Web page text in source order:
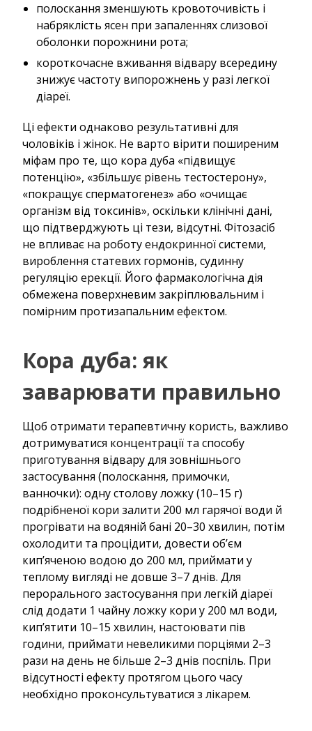
полоскання зменшують кровоточивість і
набряклість ясен при запаленнях слизової
оболонки порожнини рота;
короткочасне вживання відвару всередину
знижує частоту випорожнень у разі легкої
діареї.
Ці ефекти однаково результативні для
чоловіків і жінок. Не варто вірити поширеним
міфам про те, що кора дуба «підвищує
потенцію», «збільшує рівень тестостерону»,
«покращує сперматогенез» або «очищає
організм від токсинів», оскільки клінічні дані,
що підтверджують ці тези, відсутні. Фітозасіб
не впливає на роботу ендокринної системи,
вироблення статевих гормонів, судинну
регуляцію ерекції. Його фармакологічна дія
обмежена поверхневим закріплювальним і
помірним протизапальним ефектом.
Кора дуба: як
заварювати правильно
Щоб отримати терапевтичну користь, важливо
дотримуватися концентрації та способу
приготування відвару для зовнішнього
застосування (полоскання, примочки,
ванночки): одну столову ложку (10–15 г)
подрібненої кори залити 200 мл гарячої води й
прогрівати на водяній бані 20–30 хвилин, потім
охолодити та процідити, довести об’єм
кип’яченою водою до 200 мл, приймати у
теплому вигляді не довше 3–7 днів. Для
перорального застосування при легкій діареї
слід додати 1 чайну ложку кори у 200 мл води,
кип’ятити 10–15 хвилин, настоювати пів
години, приймати невеликими порціями 2–3
рази на день не більше 2–3 днів поспіль. При
відсутності ефекту протягом цього часу
необхідно проконсультуватися з лікарем.